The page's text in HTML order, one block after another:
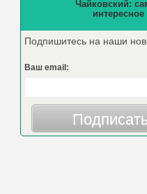
Чайковский:
интересное
Подпишитесь на наши
Ваш email: